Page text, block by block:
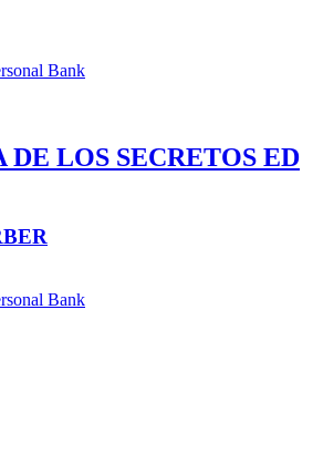
LOS SECRETOS ED